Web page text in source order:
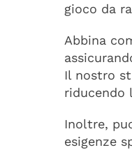
gioco da
Abbina
Il nostro
riducendo
Inoltre,
esigenze